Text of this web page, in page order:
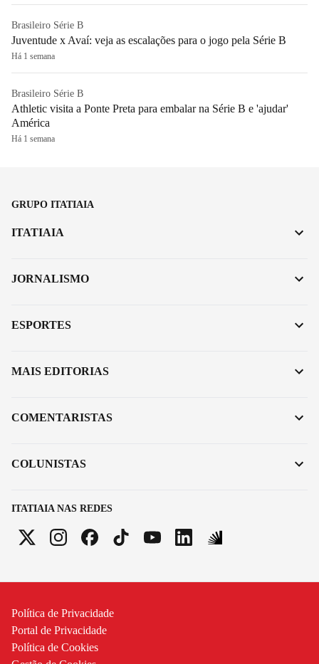
Brasileiro Série B
Juventude x Avaí: veja as escalações para o jogo pela Série B
Há 1 semana
Brasileiro Série B
Athletic visita a Ponte Preta para embalar na Série B e 'ajudar'
América
Há 1 semana
GRUPO ITATIAIA
ITATIAIA NAS REDES
ITATIAIA
JORNALISMO
ESPORTES
MAIS EDITORIAS
COMENTARISTAS
COLUNISTAS
Política de Privacidade
Portal de Privacidade
Política de Cookies